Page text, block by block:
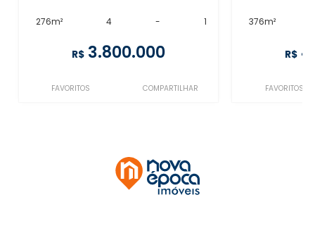
276m² 4 - 1
R$ 3.800.000
FAVORITOS COMPARTILHAR
376m²
R$
FAVORITOS